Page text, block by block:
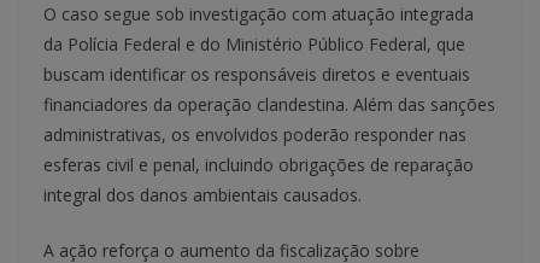
O caso segue sob investigação com atuação integrada
da Polícia Federal e do Ministério Público Federal, que
buscam identificar os responsáveis diretos e eventuais
financiadores da operação clandestina. Além das sanções
administrativas, os envolvidos poderão responder nas
esferas civil e penal, incluindo obrigações de reparação
integral dos danos ambientais causados.
A ação reforça o aumento da fiscalização sobre